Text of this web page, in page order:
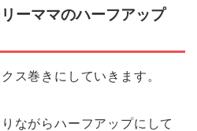
ーママのハーフアップ
ス巻きにしていきます。
ながらハーフアップにして